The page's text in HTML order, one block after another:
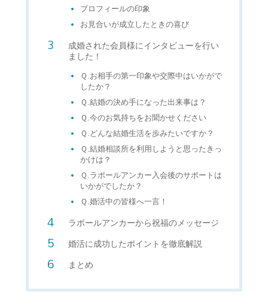
プロフィールの印象
お見合いが成立したときの喜び
成婚された会員様にインタビューを行い
ました！
Ｑ.お相手の第一印象や交際中はいかがで
したか？
Ｑ.結婚の決め手になった出来事は？
Ｑ.今のお気持ちをお聞かせください
Ｑ.どんな結婚生活を歩みたいですか？
Ｑ.結婚相談所を利用しようと思ったきっ
かけは？
Ｑ.ラポールアンカー入会後のサポートは
いかがでしたか？
Ｑ.婚活中の皆様へ一言！
ラポールアンカーから祝福のメッセージ
婚活に成功したポイントを徹底解説
まとめ